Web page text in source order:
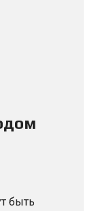
быть